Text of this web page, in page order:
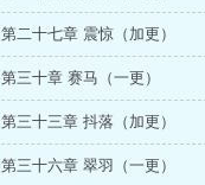
第二十七章 震惊（加更）
第三十章 赛马（一更）
第三十三章 抖落（加更）
第三十六章 翠羽（一更）